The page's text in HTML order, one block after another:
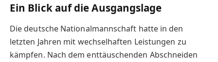
Ein Blick auf die Ausgangslage
Die deutsche Nationalmannschaft hatte in den
letzten Jahren mit wechselhaften Leistungen zu
kämpfen. Nach dem enttäuschenden Abschneiden